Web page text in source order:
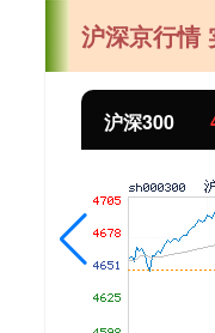
沪深京行情
北证50